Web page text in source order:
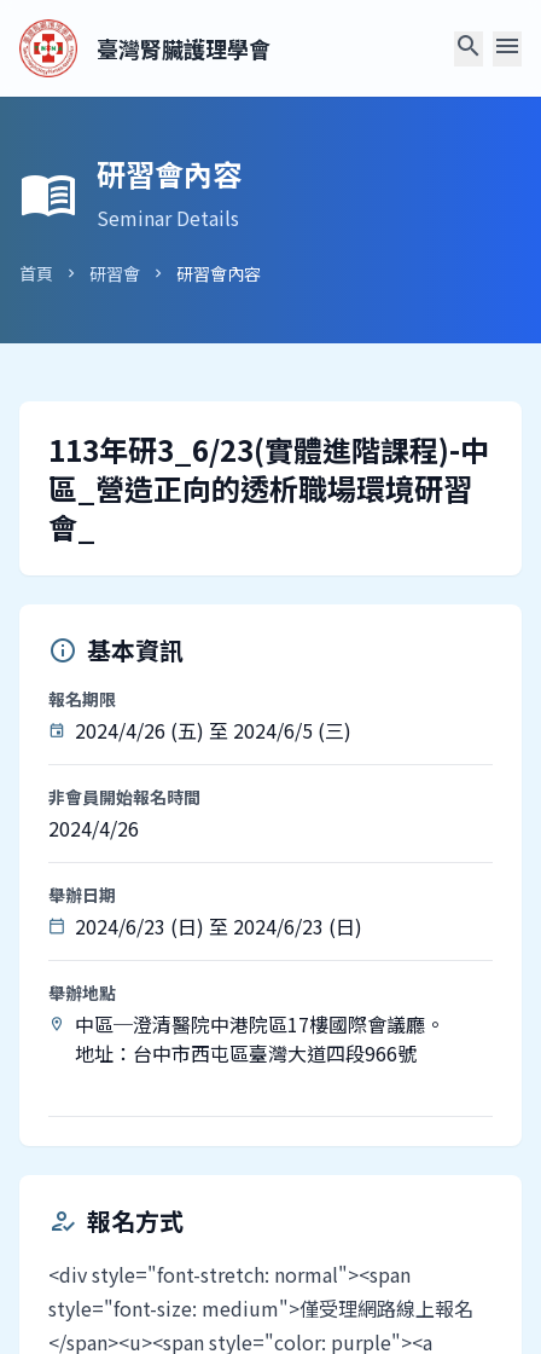
臺灣腎臟護理學會 search menu
menu_book 研習會內容
Seminar Details
首頁 chevron_right 研習會 chevron_right 研習會內容
113年研3_6/23(實體進階課程)-中
區_營造正向的透析職場環境研習
會_
info 基本資訊
報名期限
event 2024/4/26 (五) 至 2024/6/5 (三)
非會員開始報名時間
2024/4/26
舉辦日期
calendar_today 2024/6/23 (日) 至 2024/6/23 (日)
舉辦地點
location_on
中區─澄清醫院中港院區17樓國際會議廳。
地址：台中市西屯區臺灣大道四段966號
how_to_reg 報名方式
<div style="font-stretch: normal"><span
style="font-size: medium">僅受理網路線上報名
</span><u><span style="color: purple"><a